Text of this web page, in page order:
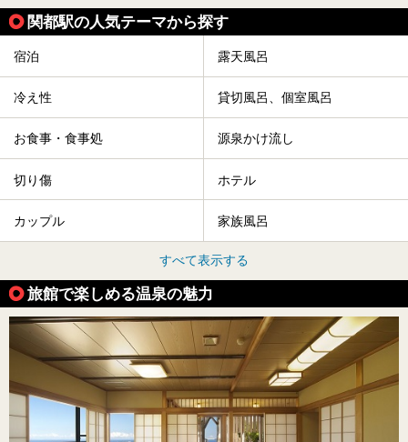
関都駅の人気テーマから探す
宿泊 露天風呂
冷え性 貸切風呂、個室風呂
お食事・食事処 源泉かけ流し
切り傷 ホテル
カップル 家族風呂
すべて表示する
旅館で楽しめる温泉の魅力